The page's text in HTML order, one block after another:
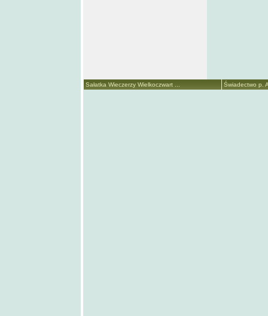
Sałatka Wieczerzy Wielkoczwart ... Świadectwo p.